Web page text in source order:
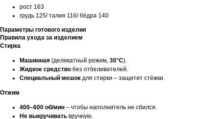
рост 163
грудь 125/ талия 116/ бёдра 140
Параметры готового изделия
Правила ухода за изделием
Стирка
Машинная (деликатный режим, 30°C).
Жидкое средство без отбеливателей.
Специальный мешок для стирки – защитит стёжки.
Отжим
400–600 об/мин – чтобы наполнитель не сбился.
Не выкручивать вручную.